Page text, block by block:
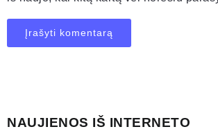
NAUJIENOS IŠ INTERNETO